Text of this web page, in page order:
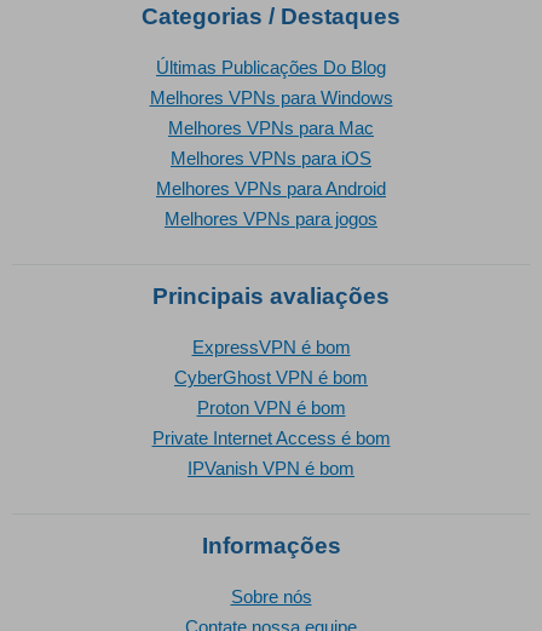
Categorias / Destaques
Últimas Publicações Do Blog
Melhores VPNs para Windows
Melhores VPNs para Mac
Melhores VPNs para iOS
Melhores VPNs para Android
Melhores VPNs para jogos
Principais avaliações
ExpressVPN é bom
CyberGhost VPN é bom
Proton VPN é bom
Private Internet Access é bom
IPVanish VPN é bom
Informações
Sobre nós
Contate nossa equipe